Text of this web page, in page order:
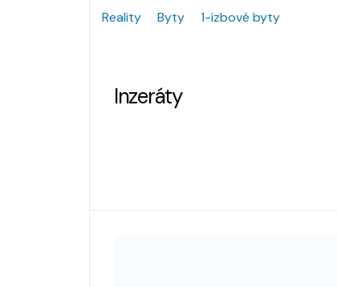
Reality Byty 1-izbové byty
Inzeráty